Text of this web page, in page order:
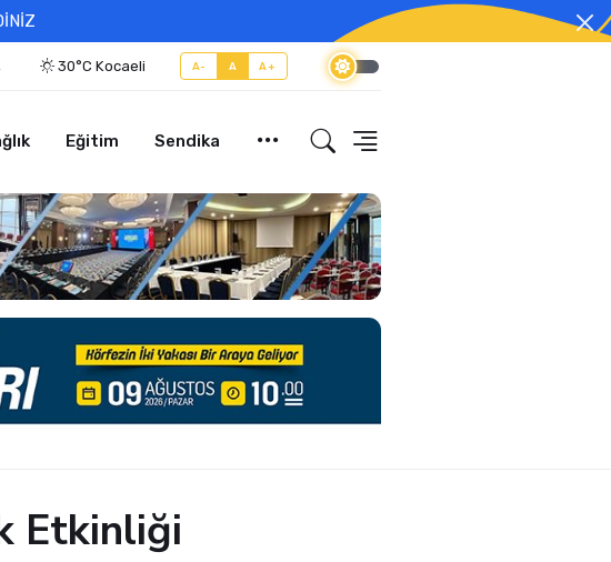
30°C Kocaeli A- A A+
Eğitim Sendika
Etkinliği